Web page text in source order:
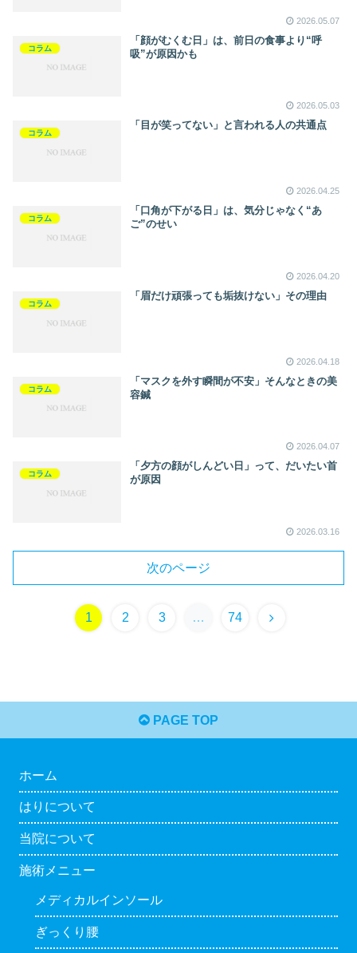
2026.05.07
コラム
「顔がむくむ日」は、前日の食事より“呼
吸”が原因かも
2026.05.03
コラム
「目が笑ってない」と言われる人の共通点
2026.04.25
コラム
「口角が下がる日」は、気分じゃなく“あ
ご”のせい
2026.04.20
コラム
「眉だけ頑張っても垢抜けない」その理由
2026.04.18
コラム
「マスクを外す瞬間が不安」そんなときの美
容鍼
2026.04.07
コラム
「夕方の顔がしんどい日」って、だいたい首
が原因
2026.03.16
次のページ
1 2 3 … 74
次
PAGE TOP
ホーム
はりについて
当院について
施術メニュー
メディカルインソール
ぎっくり腰